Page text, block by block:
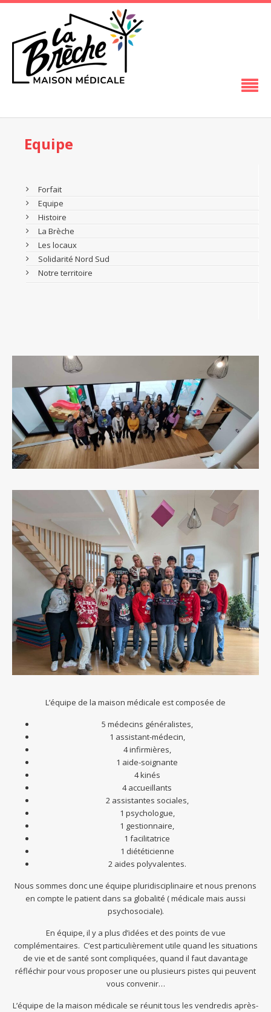
Equipe
Forfait
Equipe
Histoire
La Brèche
Les locaux
Solidarité Nord Sud
Notre territoire
L’équipe de la maison médicale est composée de
5 médecins généralistes,
1 assistant-médecin,
4 infirmières,
1 aide-soignante
4 kinés
4 accueillants
2 assistantes sociales,
1 psychologue,
1 gestionnaire,
1 facilitatrice
1 diététicienne
2 aides polyvalentes.
Nous sommes donc une équipe pluridisciplinaire et nous prenons
en compte le patient dans sa globalité ( médicale mais aussi
psychosociale).
En équipe, il y a plus d’idées et des points de vue
complémentaires. C’est particulièrement utile quand les situations
de vie et de santé sont compliquées, quand il faut davantage
réfléchir pour vous proposer une ou plusieurs pistes qui peuvent
vous convenir…
L’équipe de la maison médicale se réunit tous les vendredis après-